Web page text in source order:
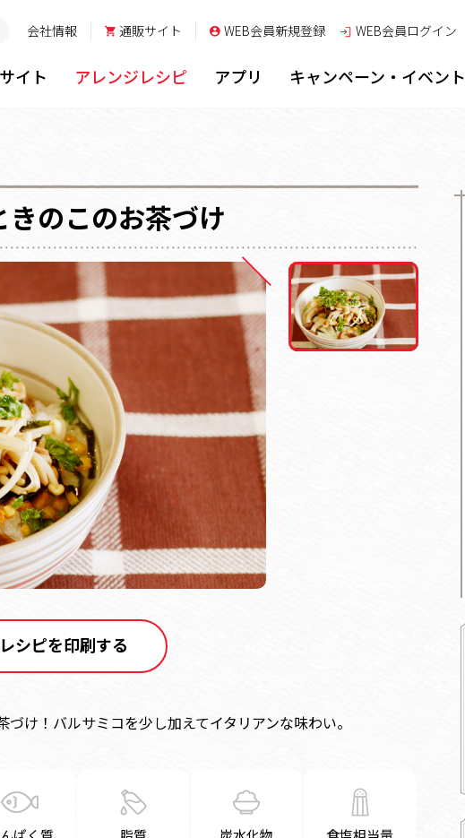
会社情報 通販サイト WEB会員新規登録 WEB会員ログイン
イト アレンジレシピ アプリ キャンペーン・イベント
きのこのお茶づけ
レシピを印刷する
け！バルサミコを少し加えてイタリアンな味わい。